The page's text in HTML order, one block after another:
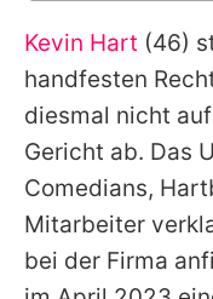
Alle
Kevin Hart (46)
handfesten
diesmal nicht
Gericht ab. Das
Comedians,
Mitarbeiter
bei der Firma